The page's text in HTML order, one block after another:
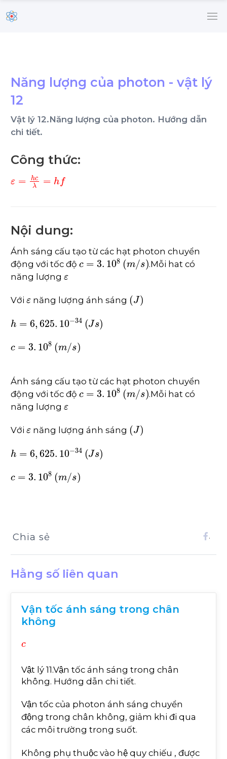
Năng lượng của photon - vật lý
12
Vật lý 12.Năng lượng của photon. Hướng dẫn
chi tiết.
Công thức:
cλ
Nội dung:
Ánh sáng cấu tạo từ các hạt photon chuyển
động với tốc độ c=3.108 m/ s
.Mỗi hat có
năng lượng ε
Với năng lượng ánh sáng J
h
625.10 - 34 J s
.108 m
Ánh sáng cấu tạo từ các hạt photon chuyển
động với tốc độ c=3.108 m/ s
.Mỗi hat có
năng lượng ε
Với năng lượng ánh sáng J
h
625.10 - 34 J s
.10 8 m
Chia sẻ .
Hằng số liên quan
Vận tốc ánh sáng trong chân
không
Vật lý 11.Vận tốc ánh sáng trong chân
không. Hướng dẫn chi tiết.
Vận tốc của photon ánh sáng chuyển
động trong chân không, giảm khi đi qua
các môi trường trong suốt.
Không phụ thuộc vào hệ quy chiếu , được